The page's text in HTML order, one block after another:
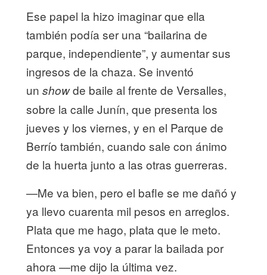
Ese papel la hizo imaginar que ella
también podía ser una “bailarina de
parque, independiente”, y aumentar sus
ingresos de la chaza. Se inventó
un showde baile al frente de Versalles,
sobre la calle Junín, que presenta los
jueves y los viernes, y en el Parque de
Berrío también, cuando sale con ánimo
de la huerta junto a las otras guerreras.
—Me va bien, pero el bafle se me dañó y
ya llevo cuarenta mil pesos en arreglos.
Plata que me hago, plata que le meto.
Entonces ya voy a parar la bailada por
ahora —me dijo la última vez.